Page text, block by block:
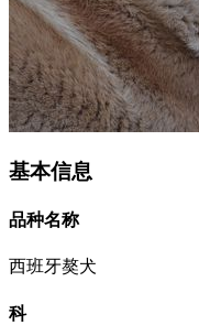
基本信息
品种名称
西班牙獒犬
科